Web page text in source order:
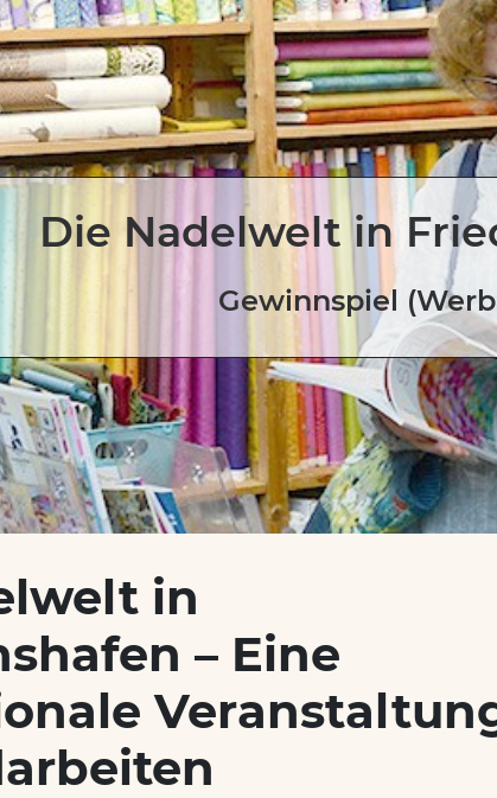
Die Nadelwelt in
Gewinnspiel
in
– Eine